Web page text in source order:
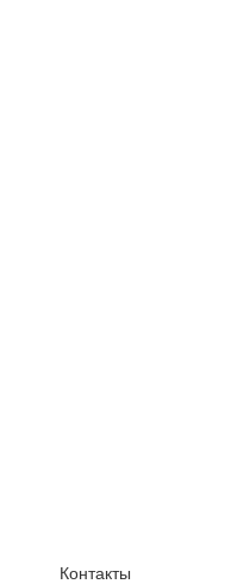
Контакты